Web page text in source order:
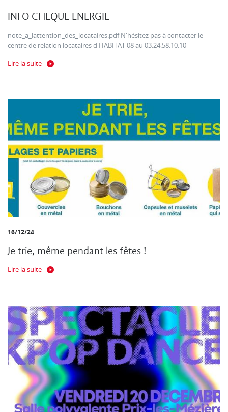
INFO CHEQUE ENERGIE
note_a_lattention_des_locataires.pdf N'hésitez pas à contacter le
centre de relation locataires d'HABITAT 08 au 03.24.58.10.10
Lire la suite
16/12/24
Je trie, même pendant les fêtes !
Lire la suite